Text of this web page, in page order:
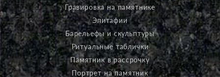
Гравировка на памятнике
Эпитафии
Барельефы и скульптуры
Ритуальные таблички
Памятник в рассрочку
Портрет на памятник